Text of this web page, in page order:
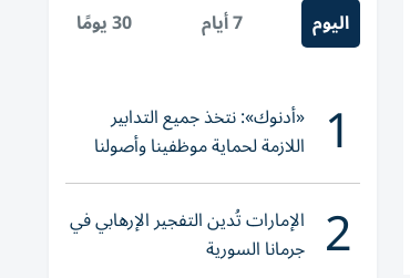
اليوم 7 أيام 30 يومًا
1 «أدنوك»: نتخذ جميع التدابير
اللازمة لحماية موظفينا وأصولنا
وعملياتنا
2 الإمارات تُدين التفجير الإرهابي في
جرمانا السورية